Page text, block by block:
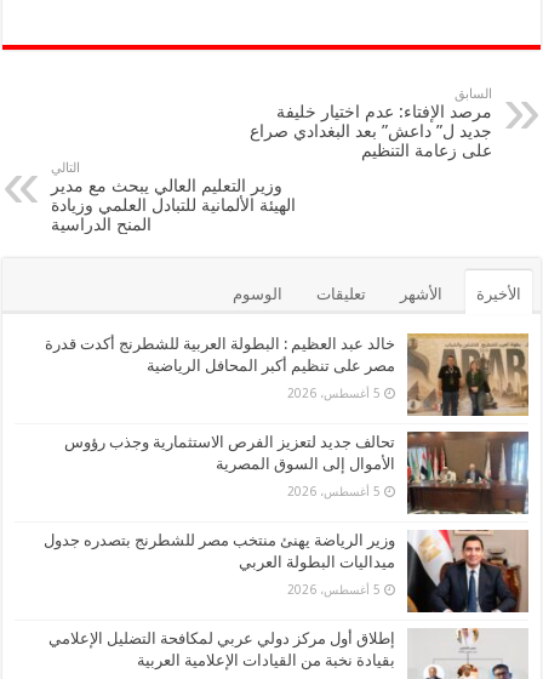
e
b
o
o
tt
السابق
مرصد الإفتاء: عدم اختيار خليفة
جديد ل” داعش” بعد البغدادي صراع
على زعامة التنظيم
التالي
وزير التعليم العالي يبحث مع مدير
الهيئة الألمانية للتبادل العلمي وزيادة
المنح الدراسية
الأخيرة الأشهر تعليقات الوسوم
خالد عبد العظيم : البطولة العربية للشطرنج أكدت قدرة
مصر على تنظيم أكبر المحافل الرياضية
5 أغسطس، 2026
تحالف جديد لتعزيز الفرص الاستثمارية وجذب رؤوس
الأموال إلى السوق المصرية
5 أغسطس، 2026
وزير الرياضة يهنئ منتخب مصر للشطرنج بتصدره جدول
ميداليات البطولة العربي
5 أغسطس، 2026
إطلاق أول مركز دولي عربي لمكافحة التضليل الإعلامي
بقيادة نخبة من القيادات الإعلامية العربية